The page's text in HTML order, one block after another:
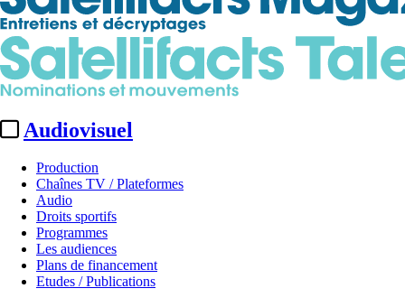
Audiovisuel
Production
Chaînes TV / Plateformes
Audio
Droits sportifs
Programmes
Les audiences
Plans de financement
Etudes / Publications